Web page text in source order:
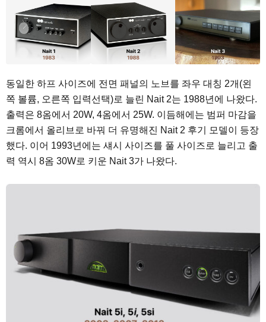
동일한 하프 사이즈에 전면 패널의 노브를 좌우 대칭 2개(왼
쪽 볼륨, 오른쪽 입력선택)로 늘린 Nait 2는 1988년에 나왔다.
출력은 8옴에서 20W, 4옴에서 25W. 이듬해에는 범퍼 마감을
크롬에서 올리브로 바꿔 더 유명해진 Nait 2 후기 모델이 등장
했다. 이어 1993년에는 섀시 사이즈를 풀 사이즈로 늘리고 출
력 역시 8옴 30W로 키운 Nait 3가 나왔다.